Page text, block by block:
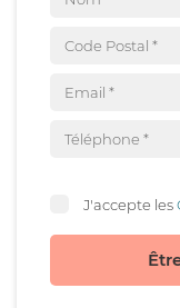
J'accepte les